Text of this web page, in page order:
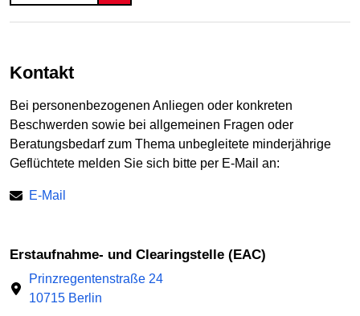
Kontakt
Bei personenbezogenen Anliegen oder konkreten
Beschwerden sowie bei allgemeinen Fragen oder
Beratungsbedarf zum Thema unbegleitete minderjährige
Geflüchtete melden Sie sich bitte per E-Mail an:
E-Mail
Erstaufnahme- und Clearingstelle (EAC)
Prinzregentenstraße 24
10715 Berlin